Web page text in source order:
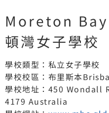
Moreton
頓灣女子學校
學校類型：私立女子學校
學校校區：布里斯本
學校地址：450 Wondall
4179 Australia